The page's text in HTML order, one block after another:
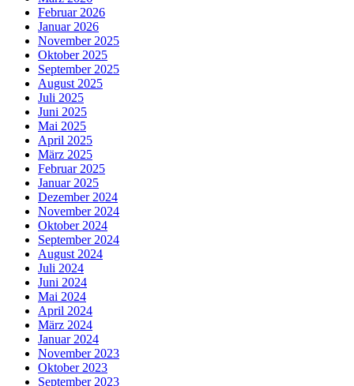
Februar 2026
Januar 2026
November 2025
Oktober 2025
September 2025
August 2025
Juli 2025
Juni 2025
Mai 2025
April 2025
März 2025
Februar 2025
Januar 2025
Dezember 2024
November 2024
Oktober 2024
September 2024
August 2024
Juli 2024
Juni 2024
Mai 2024
April 2024
März 2024
Januar 2024
November 2023
Oktober 2023
September 2023